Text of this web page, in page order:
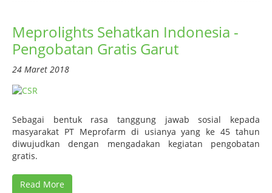
Meprolights Sehatkan Indonesia -
Pengobatan Gratis Garut
24 Maret 2018
Sebagai bentuk rasa tanggung jawab sosial kepada
masyarakat PT Meprofarm di usianya yang ke 45 tahun
diwujudkan dengan mengadakan kegiatan pengobatan
gratis.
Read More